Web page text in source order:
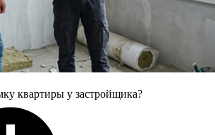
квартиры у застройщика?